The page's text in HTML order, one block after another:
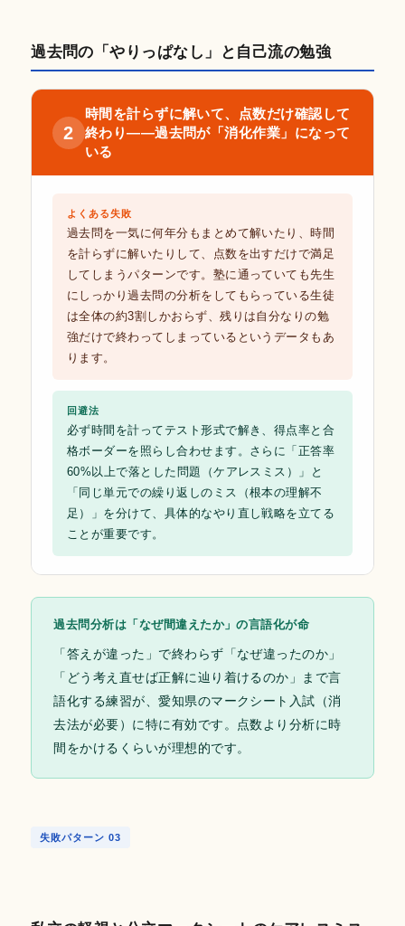
過去問の「やりっぱなし」と自己流の勉強
2
時間を計らずに解いて、点数だけ確認して
終わり——過去問が「消化作業」になって
いる
よくある失敗
過去問を一気に何年分もまとめて解いたり、時間
を計らずに解いたりして、点数を出すだけで満足
してしまうパターンです。塾に通っていても先生
にしっかり過去問の分析をしてもらっている生徒
は全体の約3割しかおらず、残りは自分なりの勉
強だけで終わってしまっているというデータもあ
ります。
回避法
必ず時間を計ってテスト形式で解き、得点率と合
格ボーダーを照らし合わせます。さらに「正答率
60%以上で落とした問題（ケアレスミス）」と
「同じ単元での繰り返しのミス（根本の理解不
足）」を分けて、具体的なやり直し戦略を立てる
ことが重要です。
過去問分析は「なぜ間違えたか」の言語化が命
「答えが違った」で終わらず「なぜ違ったのか」
「どう考え直せば正解に辿り着けるのか」まで言
語化する練習が、愛知県のマークシート入試（消
去法が必要）に特に有効です。点数より分析に時
間をかけるくらいが理想的です。
失敗パターン 03